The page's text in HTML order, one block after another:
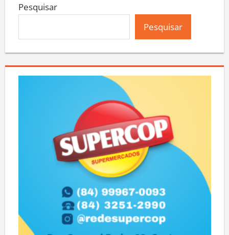
Pesquisar
Pesquisar